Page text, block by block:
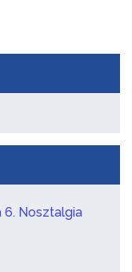
6. Nosztalgia